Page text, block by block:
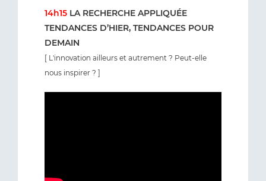
14h15 LA RECHERCHE APPLIQUÉE
TENDANCES D’HIER, TENDANCES POUR
DEMAIN
[ L'innovation ailleurs et autrement ? Peut-elle
nous inspirer ? ]